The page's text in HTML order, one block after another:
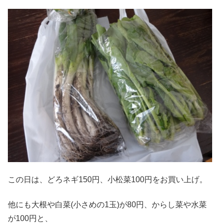
この日は、どろネギ150円、小松菜100円をお買い上げ。
他にも大根や白菜(小さめの1玉)が80円、からし菜や水菜
が100円と、